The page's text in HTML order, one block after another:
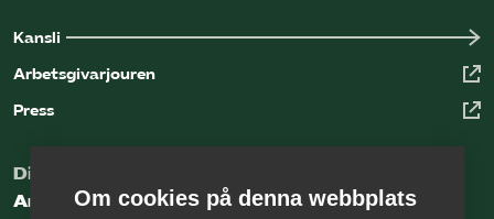
Kansli
Arbetsgivarjouren
Press
Digital kunskapsbank för arbetsgivare
Arbetsgivarguiden
Om cookies på denna webbplats